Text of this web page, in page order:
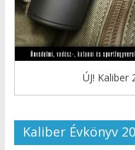
ÚJ! Kaliber
Kaliber Évkönyv